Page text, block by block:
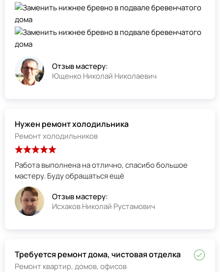
Отзыв мастеру:
Ющенко Николай Николаевич
Нужен ремонт холодильника
Ремонт холодильников
Работа выполнена на отлично, спасибо большое
мастеру. Буду обращаться ещё
Отзыв мастеру:
Исхаков Николай Рустамович
Требуется ремонт дома, чистовая отделка
Ремонт квартир, домов, офисов